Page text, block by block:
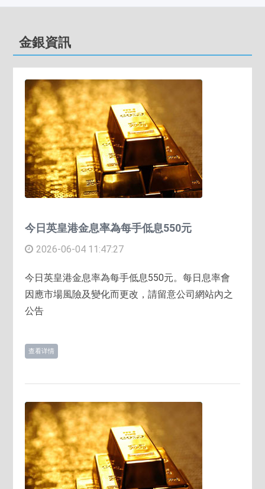
金銀資訊
今日英皇港金息率為每手低息550元
2026-06-04 11:47:27
今日英皇港金息率為每手低息550元。每日息率會
因應市場風險及變化而更改，請留意公司網站內之
公告
查看详情